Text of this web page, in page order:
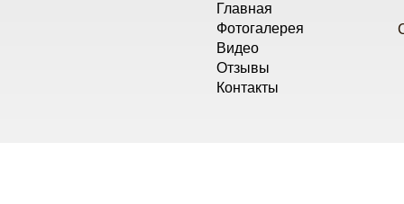
Главная
Фотогалерея
Видео
Отзывы
Контакты